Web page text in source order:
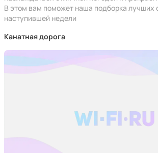
В этом вам поможет наша подборка лучших
наступившей недели
Канатная дорога